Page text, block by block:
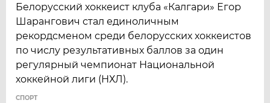
Белорусский хоккеист клуба «Калгари» Егор
Шарангович стал единоличным
рекордсменом среди белорусских хоккеистов
по числу результативных баллов за один
регулярный чемпионат Национальной
хоккейной лиги (НХЛ).
СПОРТ